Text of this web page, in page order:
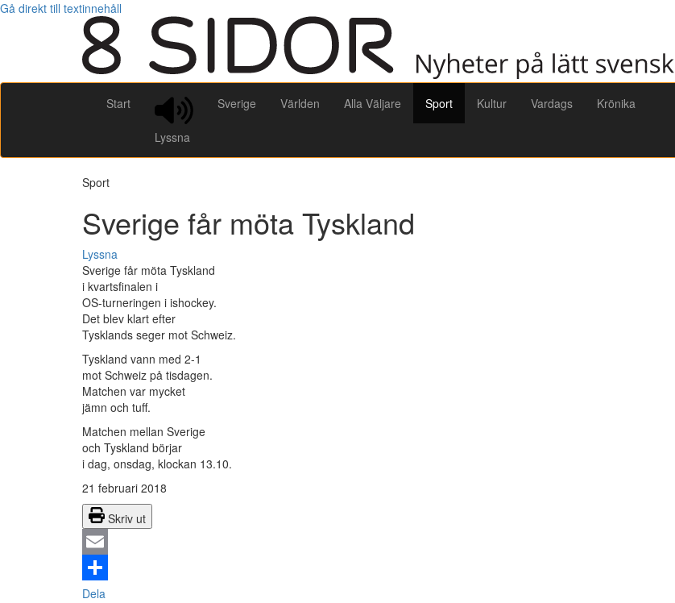
Gå direkt till textinnehåll
Start
Lyssna
Sverige Världen Alla Väljare Sport Kultur Vardags Krönika
Sport
Sverige får möta Tyskland
Lyssna
Sverige får möta Tyskland
i kvartsfinalen i
OS-turneringen i ishockey.
Det blev klart efter
Tysklands seger mot Schweiz.
Tyskland vann med 2-1
mot Schweiz på tisdagen.
Matchen var mycket
jämn och tuff.
Matchen mellan Sverige
och Tyskland börjar
i dag, onsdag, klockan 13.10.
21 februari 2018
Skriv ut
Email
Dela